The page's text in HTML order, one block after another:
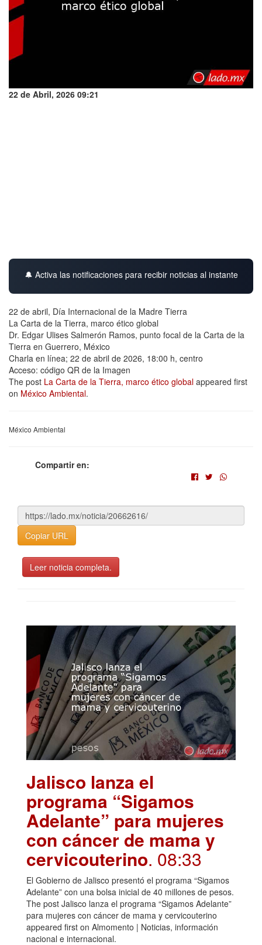
22 de Abril, 2026 09:21
🔔 Activa las notificaciones para recibir noticias al instante
22 de abril, Día Internacional de la Madre Tierra
La Carta de la Tierra, marco ético global
Dr. Edgar Ulises Salmerón Ramos, punto focal de la Carta de la
Tierra en Guerrero, México
Charla en línea; 22 de abril de 2026, 18:00 h, centro
Acceso: código QR de la Imagen
The post La Carta de la Tierra, marco ético global appeared first
on México Ambiental.
México Ambiental
Compartir en:
Copiar URL
Leer noticia completa.
Jalisco lanza el
programa “Sigamos
Adelante” para mujeres
con cáncer de mama y
cervicouterino. 08:33
El Gobierno de Jalisco presentó el programa “Sigamos
Adelante” con una bolsa inicial de 40 millones de pesos.
The post Jalisco lanza el programa “Sigamos Adelante”
para mujeres con cáncer de mama y cervicouterino
appeared first on Almomento | Noticias, información
nacional e internacional.